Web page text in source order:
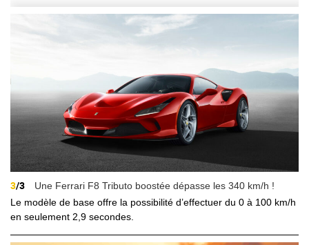
3/3
Une Ferrari F8 Tributo boostée dépasse les 340 km/h !
Le modèle de base offre la possibilité d’effectuer du 0 à 100 km/h
en seulement 2,9 secondes.